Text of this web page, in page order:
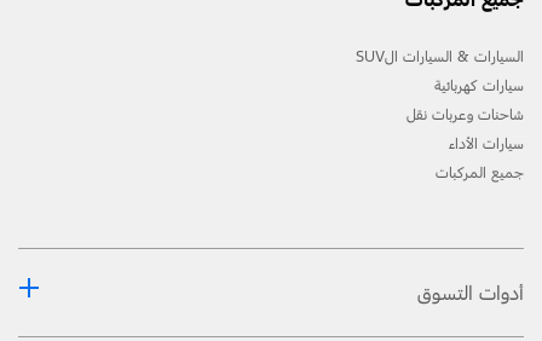
السيارات & السيارات الSUV
سيارات كهربائية
شاحنات وعربات نقل
سيارات الأداء
جميع المركبات
أدوات التسوق